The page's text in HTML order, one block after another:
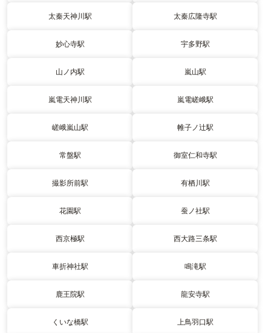
太秦天神川駅 太秦広隆寺駅
妙心寺駅 宇多野駅
山ノ内駅 嵐山駅
嵐電天神川駅 嵐電嵯峨駅
嵯峨嵐山駅 帷子ノ辻駅
常盤駅 御室仁和寺駅
撮影所前駅 有栖川駅
花園駅 蚕ノ社駅
西京極駅 西大路三条駅
車折神社駅 鳴滝駅
鹿王院駅 龍安寺駅
くいな橋駅 上鳥羽口駅